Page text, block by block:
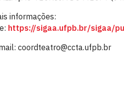
informações:
https://sigaa.ufpb.br/sigaa/
coordteatro@ccta.ufpb.br